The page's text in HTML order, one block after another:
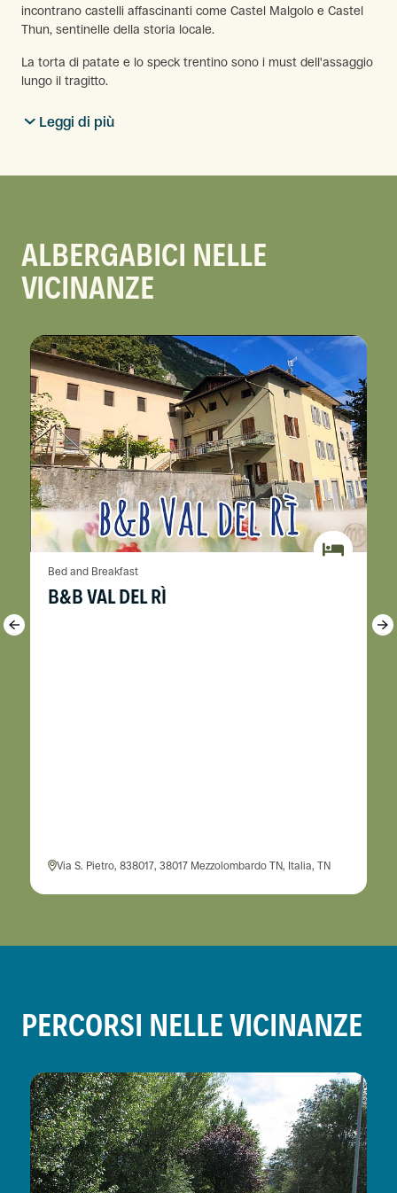
incontrano castelli affascinanti come Castel Malgolo e Castel
Thun, sentinelle della storia locale.
La torta di patate e lo speck trentino sono i must dell'assaggio
lungo il tragitto.
Leggi di più
ALBERGABICI NELLE
VICINANZE
Bed and Breakfast
B&B VAL DEL RÌ
Via S. Pietro, 838017, 38017 Mezzolombardo TN, Italia, TN
PERCORSI NELLE VICINANZE